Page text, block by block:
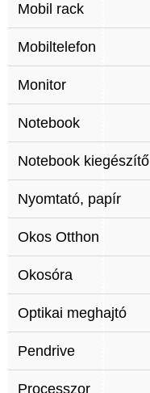
Mobil rack
Mobiltelefon
Monitor
Notebook
Notebook kiegészítő
Nyomtató, papír
Okos Otthon
Okosóra
Optikai meghajtó
Pendrive
Processzor